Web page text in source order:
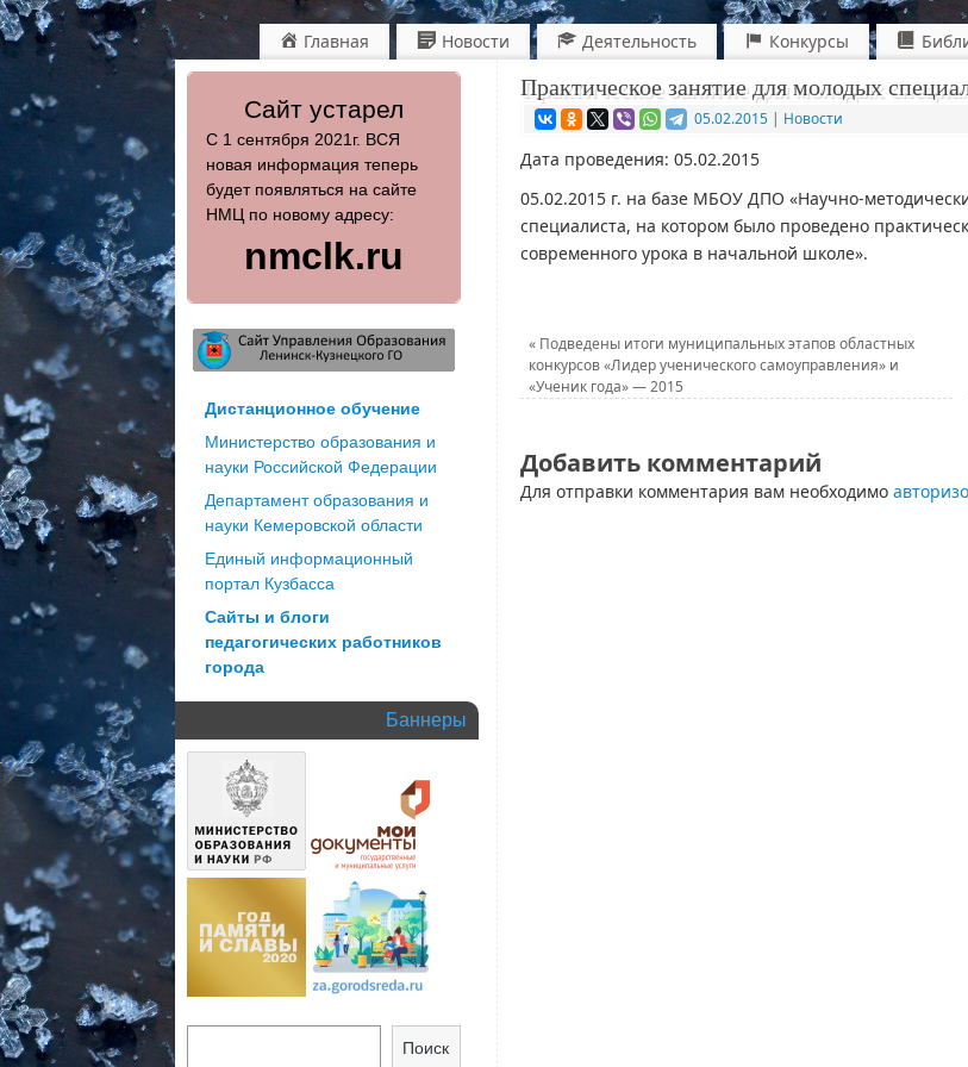
Главная Новости Деятельность Конкурсы
Практическое занятие для молодых
05.02.2015 | Новости
Дата проведения: 05.02.2015
05.02.2015 г. на базе МБОУ ДПО «Научно-
специалиста, на котором было проведено
современного урока в начальной школе».
« Подведены итоги муниципальных этапов областных
конкурсов «Лидер ученического самоуправления» и
«Ученик года» — 2015
Добавить комментарий
Для отправки комментария вам необходимо
Сайт устарел
С 1 сентября 2021г. ВСЯ
новая информация теперь
будет появляться на сайте
НМЦ по новому адресу:
nmclk.ru
Дистанционное обучение
Министерство образования и
науки Российской Федерации
Департамент образования и
науки Кемеровской области
Единый информационный
портал Кузбасса
Сайты и блоги
педагогических работников
города
Баннеры
Поиск